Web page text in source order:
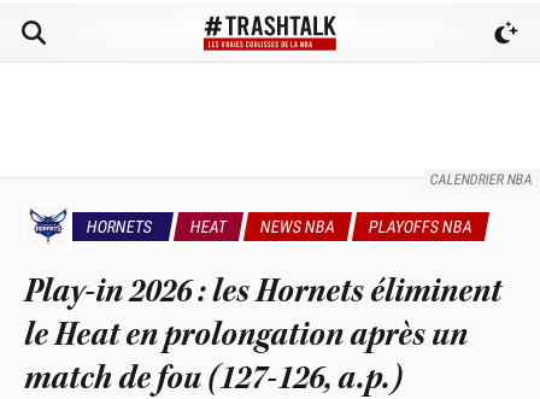
CALENDRIER NBA
HORNETS HEAT NEWS NBA PLAYOFFS NBA
Play-in 2026 : les Hornets éliminent
le Heat en prolongation après un
match de fou (127-126, a.p.)